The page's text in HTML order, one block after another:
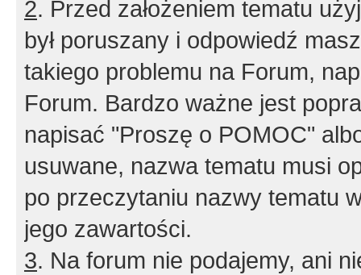
2. Przed założeniem tematu
był poruszany i odpowiedź
takiego problemu na Forum,
Forum. Bardzo ważne jest
napisać "Proszę o POMOC"
usuwane, nazwa tematu musi
po przeczytaniu nazwy tematu
jego zawartości.
3. Na forum nie podajemy, ani